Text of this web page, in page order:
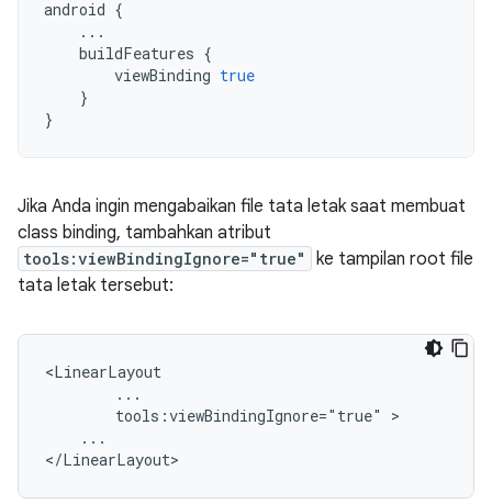
android {
...
buildFeatures {
viewBinding true
}
}
Jika Anda ingin mengabaikan file tata letak saat membuat
class binding, tambahkan atribut
tools:viewBindingIgnore="true"
ke tampilan root file
tata letak tersebut:
tools:viewBindingIgnore="true"
...